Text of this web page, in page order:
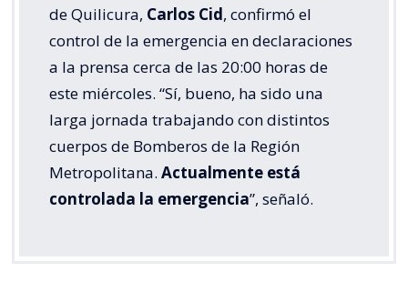
de Quilicura, Carlos Cid, confirmó el
control de la emergencia en declaraciones
a la prensa cerca de las 20:00 horas de
este miércoles. “Sí, bueno, ha sido una
larga jornada trabajando con distintos
cuerpos de Bomberos de la Región
Metropolitana. Actualmente está
controlada la emergencia”, señaló.